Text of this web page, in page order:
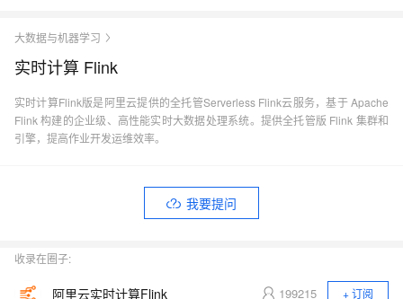
大数据与机器学习
实时计算 Flink
实时计算Flink版是阿里云提供的全托管Serverless Flink云服务，基于 Apache
Flink 构建的企业级、高性能实时大数据处理系统。提供全托管版 Flink 集群和
引擎，提高作业开发运维效率。
我要提问
收录在圈子:
阿里云实时计算Flink 199215
+ 订阅